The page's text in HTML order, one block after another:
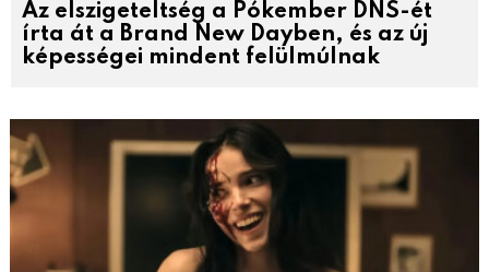
Az elszigeteltség a Pókember DNS-ét
írta át a Brand New Dayben, és az új
képességei mindent felülmúlnak